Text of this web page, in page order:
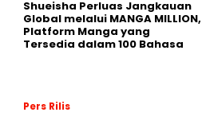
Shueisha Perluas Jangkauan
Global melalui MANGA MILLION,
Platform Manga yang
Tersedia dalam 100 Bahasa
Pers Rilis